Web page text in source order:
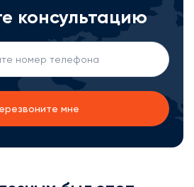
консультацию